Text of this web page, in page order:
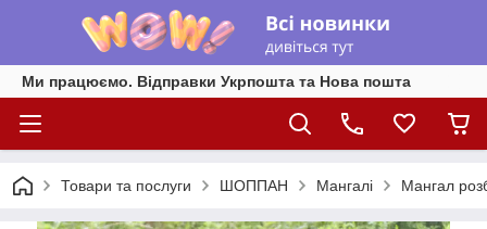
Ми працюємо. Відправки Укрпошта та Нова пошта
Товари та послуги ШОППАН Мангалі Мангал